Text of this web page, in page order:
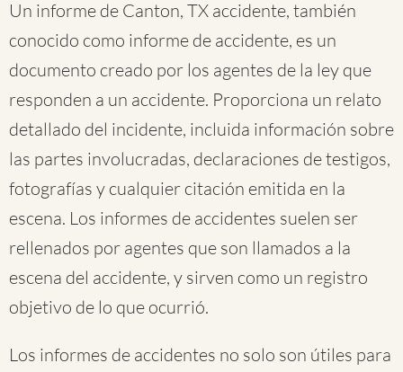
Un informe de Canton, TX accidente, también
conocido como informe de accidente, es un
documento creado por los agentes de la ley que
responden a un accidente. Proporciona un relato
detallado del incidente, incluida información sobre
las partes involucradas, declaraciones de testigos,
fotografías y cualquier citación emitida en la
escena. Los informes de accidentes suelen ser
rellenados por agentes que son llamados a la
escena del accidente, y sirven como un registro
objetivo de lo que ocurrió.
Los informes de accidentes no solo son útiles para